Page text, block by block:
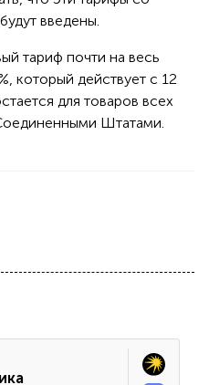
введены.
тариф почти на весь
который действует с 12
для товаров всех
Штатами.